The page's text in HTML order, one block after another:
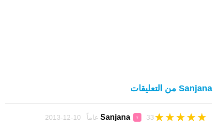
Sanjana من التعليقات
Sanjana ♀ 33 عاماً 10-12-2013 ★
★
★
★
★